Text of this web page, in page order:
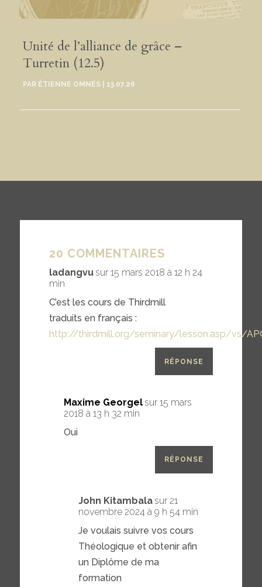
Unité de l’alliance de grâce –
Turretin (12.5)
PAR ÉTIENNE OMNÈS 13.07.26
20 COMMENTAIRES
ladangvusur 15 mars 2018 à 12 h 24
min
C’est les cours de Thirdmill
traduits en français :
http://thirdmill.org/seminary/lesson.asp/vs/
RÉPONSE
Maxime Georgelsur 15 mars
2018 à 13 h 32 min
Oui
RÉPONSE
John Kitambalasur 21
novembre 2024 à 9 h 54 min
Je voulais suivre vos cours
Théologique et obtenir afin
un Diplôme de ma
formation